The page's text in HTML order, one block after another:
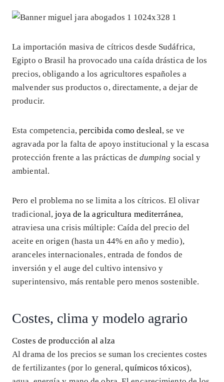
La importación masiva de cítricos desde Sudáfrica,
Egipto o Brasil ha provocado una caída drástica de los
precios, obligando a los agricultores españoles a
malvender sus productos o, directamente, a dejar de
producir.
Esta competencia, percibida como desleal, se ve
agravada por la falta de apoyo institucional y la escasa
protección frente a las prácticas de dumping social y
ambiental.
Pero el problema no se limita a los cítricos. El olivar
tradicional,joya de la agricultura mediterránea,
atraviesa una crisis múltiple: Caída del precio del
aceite en origen (hasta un 44% en año y medio),
aranceles internacionales, entrada de fondos de
inversión y el auge del cultivo intensivo y
superintensivo, más rentable pero menos sostenible.
Costes, clima y modelo agrario
Costes de producción al alza
Al drama de los precios se suman los crecientes costes
de fertilizantes (por lo general,químicos tóxicos),